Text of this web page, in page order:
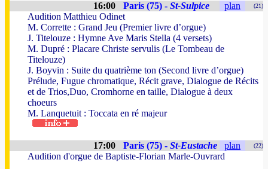
16:00 Paris (75) - St-Sulpice plan (21)
Audition Matthieu Odinet
M. Corrette : Grand Jeu (Premier livre d’orgue)
J. Titelouze : Hymne Ave Maris Stella (4 versets)
M. Dupré : Placare Christe servulis (Le Tombeau de
Titelouze)
J. Boyvin : Suite du quatrième ton (Second livre d’orgue)
Prélude, Fugue chromatique, Récit grave, Dialogue de Récits
et de Trios,Duo, Cromhorne en taille, Dialogue à deux
choeurs
M. Lanquetuit : Toccata en ré majeur
17:00 Paris (75) - St-Eustache plan (22)
Audition d'orgue de Baptiste-Florian Marle-Ouvrard